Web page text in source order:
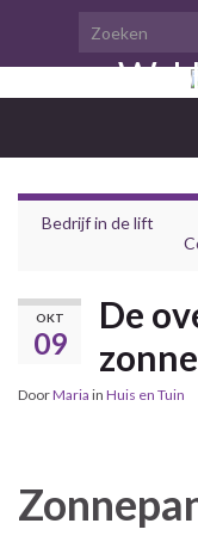
Search for:
Bedrijf in de lift
OKT
09
De
DoorMaria in Huis en Tuin